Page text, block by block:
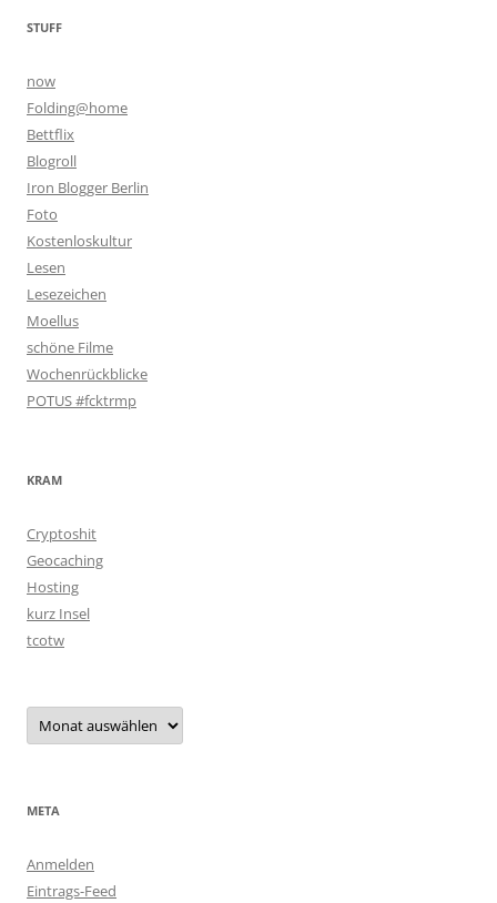
STUFF
now
Folding@home
Bettflix
Blogroll
Iron Blogger Berlin
Foto
Kostenloskultur
Lesen
Lesezeichen
Moellus
schöne Filme
Wochenrückblicke
POTUS #fcktrmp
KRAM
Cryptoshit
Geocaching
Hosting
kurz Insel
tcotw
Archiv
META
Anmelden
Eintrags-Feed